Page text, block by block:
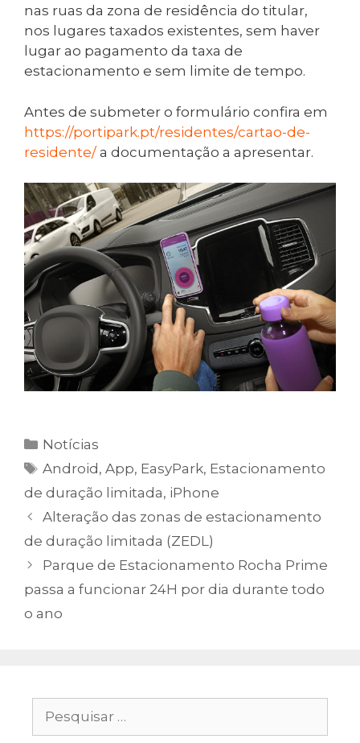
nas ruas da zona de residência do titular,
nos lugares taxados existentes, sem haver
lugar ao pagamento da taxa de
estacionamento e sem limite de tempo.
Antes de submeter o formulário confira em
https://portipark.pt/residentes/cartao-de-
residente/a documentação a apresentar.
Categorias
Notícias
Etiquetas
Android,App, EasyPark, Estacionamento
de duração limitada, iPhone
Alteração das zonas de estacionamento
de duração limitada (ZEDL)
Parque de Estacionamento Rocha Prime
passa a funcionar 24H por dia durante todo
o ano
por: